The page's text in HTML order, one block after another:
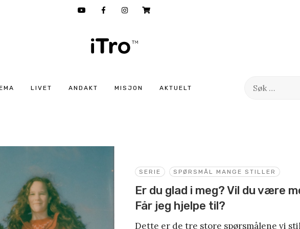
LIVET ANDAKT MISJON AKTUELT
Søk
SERIE SPØRSMÅL MANGE STILLER
Er du glad i meg? Vil du være
Får jeg hjelpe til?
Dette er de tre store spørsmålene vi